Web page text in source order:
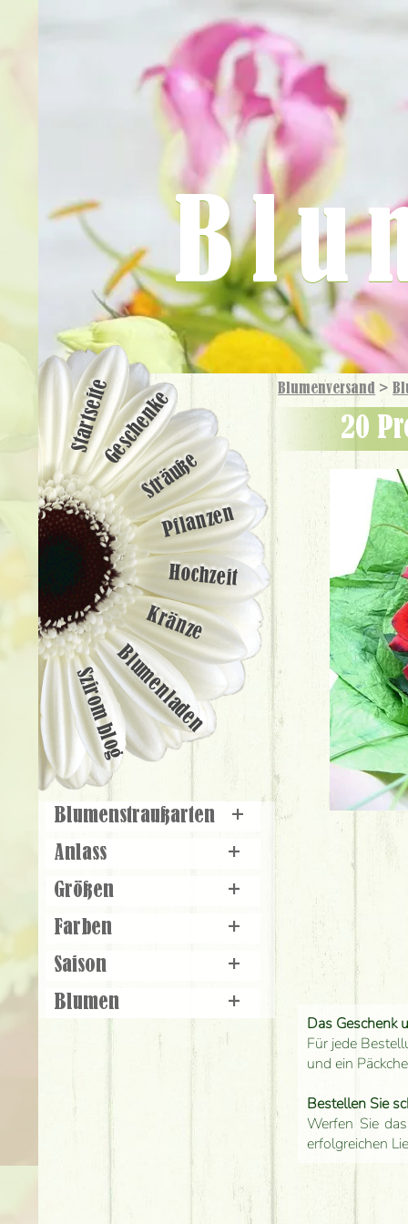
Blumenversand >
20
Das Geschenk
Für jede
und ein
Bestellen Sie
Werfen Sie
erfolgreichen
StartseiteGeschenke
Sträuße
Pflanzen
Hochzeit
Kränze
Blumenladen
Szirom blog
Blumenstraußarten
+
Anlass
+
Größen
+
Farben
+
Saison
+
Blumen
+